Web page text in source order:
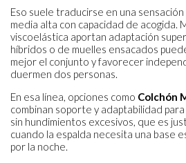
Eso suele traducirse en una
media alta con capacidad de acogida.
viscoelástica aportan adaptación
híbridos o de muelles ensacados
mejor el conjunto y favorecer
duermen dos personas.
En esa línea, opciones como Colchón
combinan soporte y adaptabilidad
sin hundimientos excesivos, que es
cuando la espalda necesita una base
por la noche.